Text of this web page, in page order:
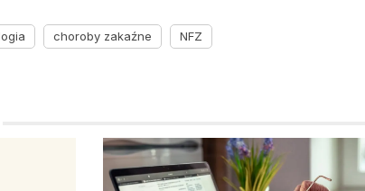
choroby zakaźne NFZ